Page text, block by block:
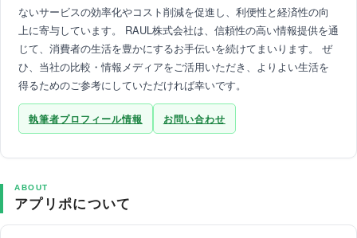
ないサービスの効率化やコスト削減を促進し、利便性と経済性の向
上に寄与しています。 RAUL株式会社は、信頼性の高い情報提供を通
じて、消費者の生活を豊かにするお手伝いを続けてまいります。 ぜ
ひ、当社の比較・情報メディアをご活用いただき、よりよい生活を
得るためのご参考にしていただければ幸いです。
執筆者プロフィール情報 お問い合わせ
ABOUT
アプリポについて